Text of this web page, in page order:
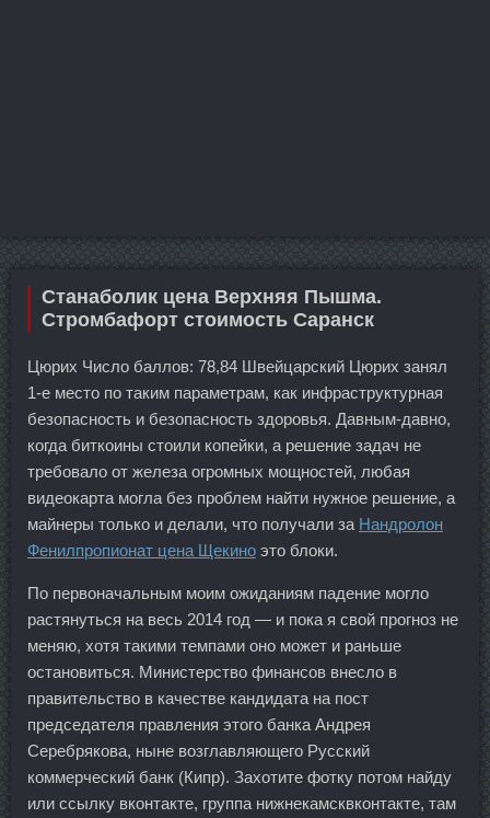
Станаболик цена Верхняя Пышма.
Стромбафорт стоимость Саранск
Цюрих Число баллов: 78,84 Швейцарский Цюрих занял
1-е место по таким параметрам, как инфраструктурная
безопасность и безопасность здоровья. Давным-давно,
когда биткоины стоили копейки, а решение задач не
требовало от железа огромных мощностей, любая
видеокарта могла без проблем найти нужное решение, а
майнеры только и делали, что получали за Нандролон
Фенилпропионат цена Щекино это блоки.
По первоначальным моим ожиданиям падение могло
растянуться на весь 2014 год — и пока я свой прогноз не
меняю, хотя такими темпами оно может и раньше
остановиться. Министерство финансов внесло в
правительство в качестве кандидата на пост
председателя правления этого банка Андрея
Серебрякова, ныне возглавляющего Русский
коммерческий банк (Кипр). Захотите фотку потом найду
или ссылку вконтакте, группа нижнекамсквконтакте, там